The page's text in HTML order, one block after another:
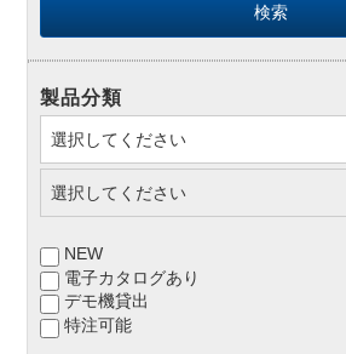
製品分類
NEW
電子カタログあり
デモ機貸出
特注可能